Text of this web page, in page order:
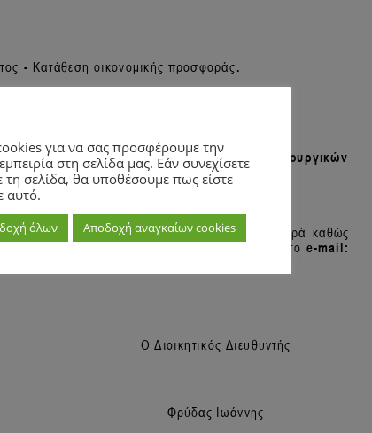
για να σας προσφέρουμε την
στη σελίδα μας. Εάν συνεχίσετε
τη σελίδα, θα υποθέσουμε πως είστε
αυτό.
όλων Αποδοχή αναγκαίων cookies